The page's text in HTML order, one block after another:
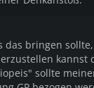
das bringen
kannst
sollte